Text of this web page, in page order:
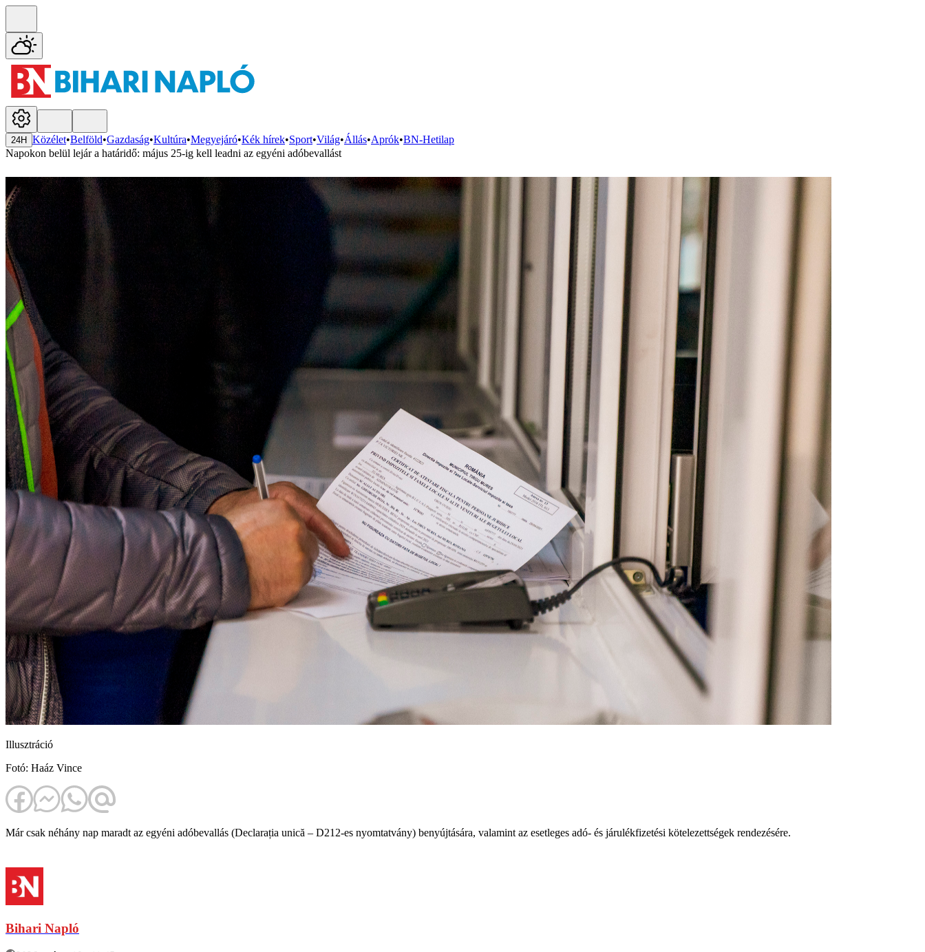
24H Közélet•Belföld•Gazdaság•Kultúra•Megyejáró•Kék hírek•Sport•Világ•Állás•Aprók•BN-Hetilap
Napokon belül lejár a határidő: május 25-ig kell leadni az egyéni adóbevallást
Illusztráció
Fotó: Haáz Vince
Már csak néhány nap maradt az egyéni adóbevallás (Declarația unică – D212-es nyomtatvány) benyújtására, valamint az esetleges adó- és járulékfizetési kötelezettségek rendezésére.
Bihari Napló